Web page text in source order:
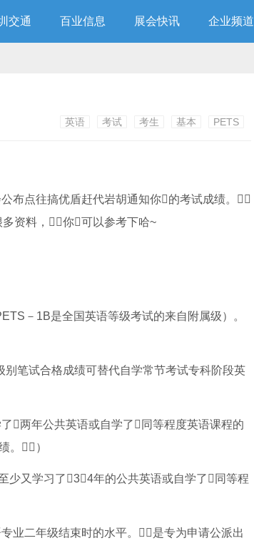
交通 百业信息 展会快讯 企业频道
英语 考试 考生 基本 PETS
布点往搞优盾赶代岩胡通知你的考试成绩。
资料，你可以参考下哈~
－1B是全国英语等级考试的来自附属级）。
别笔试合格成绩可替代自学常节考试专科阶段英
两年公共英语或自学了同等程度英语课程的
。）
又学习了3－4年的公共英语或自学了同等程
业二年级结束时的水平。是专为申请公派出